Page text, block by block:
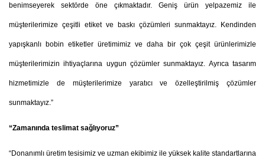
benimseyerek sektörde öne çıkmaktadır. Geniş ürün yelpazemiz ile
müşterilerimize çeşitli etiket ve baskı çözümleri sunmaktayız. Kendinden
yapışkanlı bobin etiketler üretimimiz ve daha bir çok çeşit ürünlerimizle
müşterilerimizin ihtiyaçlarına uygun çözümler sunmaktayız. Ayrıca tasarım
hizmetimizle de müşterilerimize yaratıcı ve özelleştirilmiş çözümler
sunmaktayız.”
“Zamanında teslimat sağlıyoruz”
“Donanımlı üretim tesisimiz ve uzman ekibimiz ile yüksek kalite standartlarına